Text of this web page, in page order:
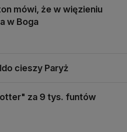
mówi, że w więzieniu
w Boga
cieszy Paryż
za 9 tys. funtów